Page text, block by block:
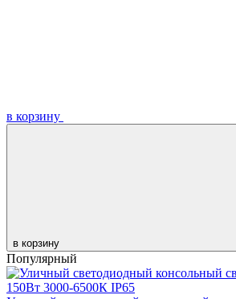
в корзину
в корзину
Популярный